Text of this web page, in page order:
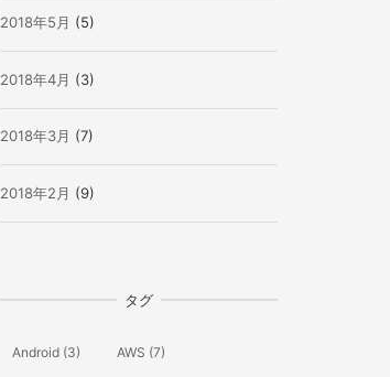
2018年5月 (5)
2018年4月 (3)
2018年3月 (7)
2018年2月 (9)
タグ
Android (3) AWS (7)